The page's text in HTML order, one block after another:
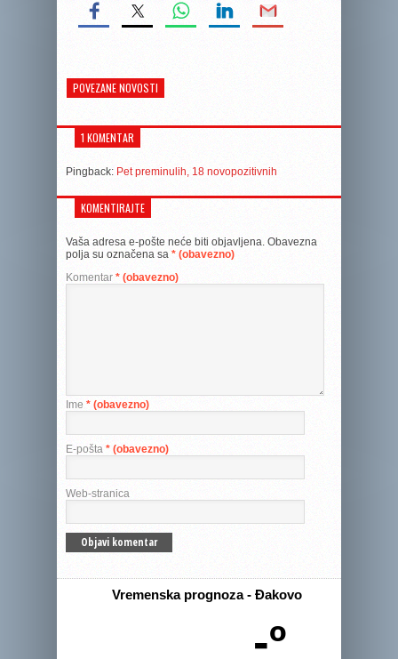
POVEZANE NOVOSTI
1 KOMENTAR
Pingback: Pet preminulih, 18 novopozitivnih
KOMENTIRAJTE
Vaša adresa e-pošte neće biti objavljena. Obavezna
polja su označena sa * (obavezno)
Komentar * (obavezno)
Ime * (obavezno)
E-pošta * (obavezno)
Web-stranica
Vremenska prognoza - Đakovo
-º